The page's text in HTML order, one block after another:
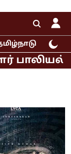
புகார்!